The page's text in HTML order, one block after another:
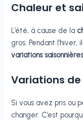
Chaleur et
L’été, à cause de la
gros. Pendant
variations
Variations
Si vous avez pris ou
changer. C’est